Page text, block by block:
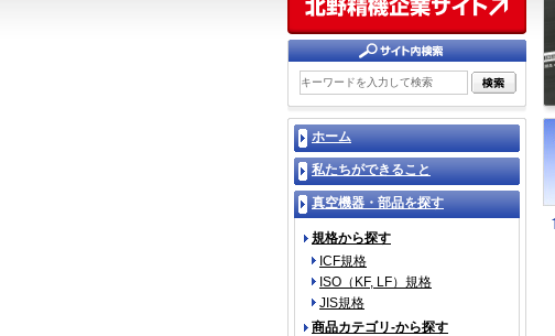
ホーム
私たちができること
真空機器・部品を探す
規格から探す
ICF規格
ISO（KF, LF）規格
JIS規格
商品カテゴリ-から探す